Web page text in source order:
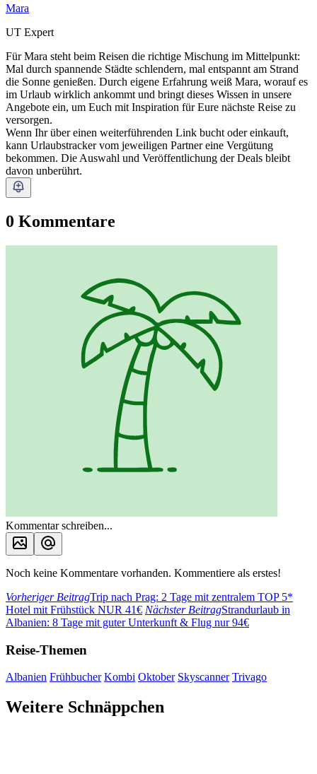
Mara
UT Expert
Für Mara steht beim Reisen die richtige Mischung im Mittelpunkt:
Mal durch spannende Städte schlendern, mal entspannt am Strand
die Sonne genießen. Durch eigene Erfahrung weiß Mara, worauf es
im Urlaub wirklich ankommt und bringt dieses Wissen in unsere
Angebote ein, um Euch mit Inspiration für Eure nächste Reise zu
versorgen.
Wenn Ihr über einen weiterführenden Link bucht oder einkauft,
kann Urlaubstracker vom jeweiligen Partner eine Vergütung
bekommen. Die Auswahl und Veröffentlichung der Deals bleibt
davon unberührt.
0 Kommentare
Kommentar schreiben...
Noch keine Kommentare vorhanden. Kommentiere als erstes!
Vorheriger BeitragTrip nach Prag: 2 Tage mit zentralem TOP 5*
Hotel mit Frühstück NUR 41€ Nächster BeitragStrandurlaub in
Albanien: 8 Tage mit guter Unterkunft & Flug nur 94€
Reise-Themen
Albanien Frühbucher Kombi Oktober Skyscanner Trivago
Weitere Schnäppchen